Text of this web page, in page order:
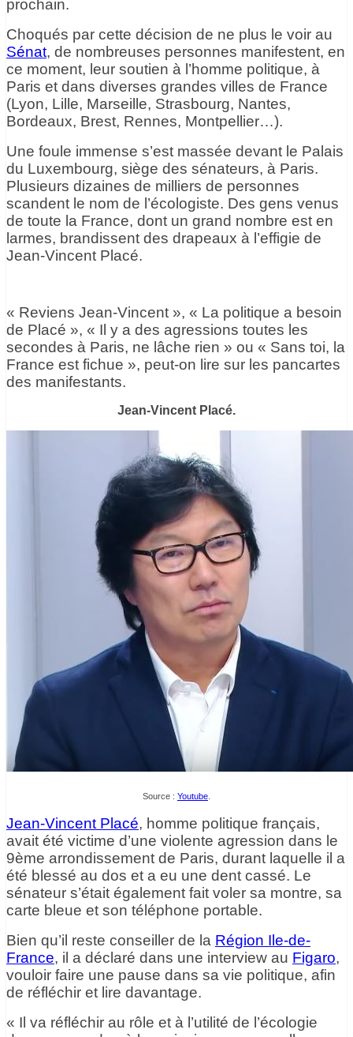
prochain.
Choqués par cette décision de ne plus le voir au
Sénat, de nombreuses personnes manifestent, en
ce moment, leur soutien à l’homme politique, à
Paris et dans diverses grandes villes de France
(Lyon, Lille, Marseille, Strasbourg, Nantes,
Bordeaux, Brest, Rennes, Montpellier…).
Une foule immense s’est massée devant le Palais
du Luxembourg, siège des sénateurs, à Paris.
Plusieurs dizaines de milliers de personnes
scandent le nom de l’écologiste. Des gens venus
de toute la France, dont un grand nombre est en
larmes, brandissent des drapeaux à l’effigie de
Jean-Vincent Placé.
« Reviens Jean-Vincent », « La politique a besoin
de Placé », « Il y a des agressions toutes les
secondes à Paris, ne lâche rien » ou « Sans toi, la
France est fichue », peut-on lire sur les pancartes
des manifestants.
Jean-Vincent Placé.
Source : Youtube
Jean-Vincent Placé, homme politique français,
avait été victime d’une violente agression dans le
9ème arrondissement de Paris, durant laquelle il a
été blessé au dos et a eu une dent cassé. Le
sénateur s’était également fait voler sa montre, sa
carte bleue et son téléphone portable.
Bien qu’il reste conseiller de la Région Ile-de-
France, il a déclaré dans une interview au Figaro,
vouloir faire une pause dans sa vie politique, afin
de réfléchir et lire davantage.
« Il va réfléchir au rôle et à l’utilité de l’écologie